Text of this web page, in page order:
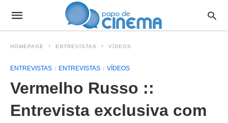
HOMEPAGE ENTREVISTAS VÍDEOS
ENTREVISTAS ENTREVISTAS VÍDEOS
Vermelho Russo ::
Entrevista exclusiva com